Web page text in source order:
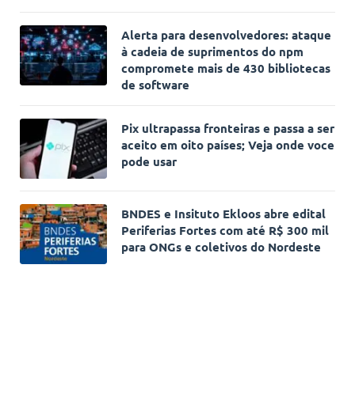
Alerta para desenvolvedores: ataque
à cadeia de suprimentos do npm
compromete mais de 430 bibliotecas
de software
Pix ultrapassa fronteiras e passa a ser
aceito em oito países; Veja onde voce
pode usar
BNDES e Insituto Ekloos abre edital
Periferias Fortes com até R$ 300 mil
para ONGs e coletivos do Nordeste